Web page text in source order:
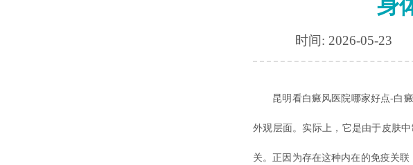
身
时间: 2026-05-23
昆明看白癜风医院哪家好点-白
外观层面。实际上，它是由于皮肤
关。正因为存在这种内在的免疫关